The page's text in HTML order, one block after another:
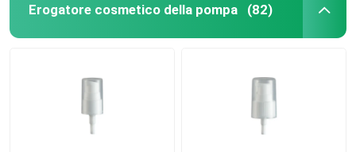
Erogatore cosmetico della pompa (82)